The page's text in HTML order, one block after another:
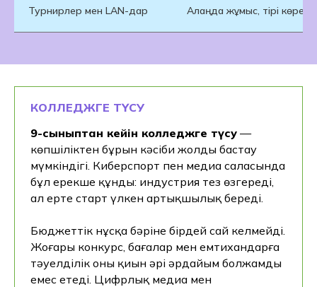
Турнирлер мен LAN-дар Алаңда жұмыс, тірі
КОЛЛЕДЖГЕ ТҮСУ
9-сыныптан кейін колледжге түсу —
көпшіліктен бұрын кәсіби жолды бастау
мүмкіндігі. Киберспорт пен медиа саласында
бұл ерекше құнды: индустрия тез өзгереді,
ал ерте старт үлкен артықшылық береді.
Бюджеттік нұсқа бәріне бірдей сай келмейді.
Жоғары конкурс, бағалар мен емтихандарға
тәуелділік оны қиын әрі әрдайым болжамды
емес етеді. Цифрлық медиа мен
Бұл мамандық сізге
сәйкес келетінін іс
жүзінде түсінгіңіз келе
Хекслет курстарына тегін қол
жеткізіңіз — және бұл сіздікі екеніне
көз жеткізіңіз!